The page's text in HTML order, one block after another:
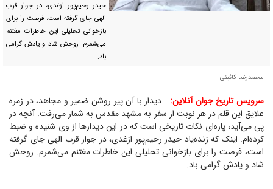
حیدر رحیم‌پور ازغدی، در جوار قرب
الهی جای گرفته است، فرصت را برای
بازخوانی تحلیلی این خاطرات مغتنم
می‌شمرم. روحش شاد و یادش گرامی
باد.
محمدرضا کائینی
سرویس تاریخ جوان آنلاین:
دیدار با آن پیر روشن ضمیر و مجاهد، در زمره
علایق این قلم در هر نوبت از سفر به مشهد مقدس به شمار می‌رفت. آنچه در
پی می‌آید، پاره‌ای نکات تاریخی است که در این دیدار‌ها از وی شنیده و ضبط
کرده‌ام. اینک که زنده‌یاد حیدر رحیم‌پور ازغدی، در جوار قرب الهی جای گرفته
است، فرصت را برای بازخوانی تحلیلی این خاطرات مغتنم می‌شمرم. روحش
شاد و یادش گرامی باد.